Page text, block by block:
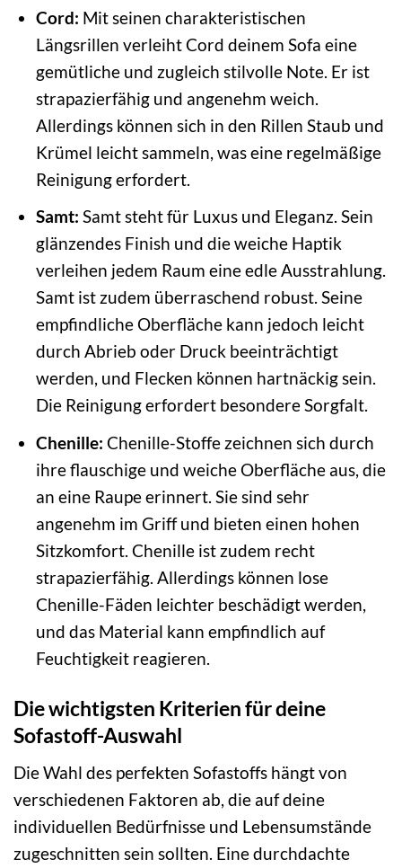
Cord: Mit seinen charakteristischen
Längsrillen verleiht Cord deinem Sofa eine
gemütliche und zugleich stilvolle Note. Er ist
strapazierfähig und angenehm weich.
Allerdings können sich in den Rillen Staub und
Krümel leicht sammeln, was eine regelmäßige
Reinigung erfordert.
Samt: Samt steht für Luxus und Eleganz. Sein
glänzendes Finish und die weiche Haptik
verleihen jedem Raum eine edle Ausstrahlung.
Samt ist zudem überraschend robust. Seine
empfindliche Oberfläche kann jedoch leicht
durch Abrieb oder Druck beeinträchtigt
werden, und Flecken können hartnäckig sein.
Die Reinigung erfordert besondere Sorgfalt.
Chenille: Chenille-Stoffe zeichnen sich durch
ihre flauschige und weiche Oberfläche aus, die
an eine Raupe erinnert. Sie sind sehr
angenehm im Griff und bieten einen hohen
Sitzkomfort. Chenille ist zudem recht
strapazierfähig. Allerdings können lose
Chenille-Fäden leichter beschädigt werden,
und das Material kann empfindlich auf
Feuchtigkeit reagieren.
Die wichtigsten Kriterien für deine
Sofastoff-Auswahl
Die Wahl des perfekten Sofastoffs hängt von
verschiedenen Faktoren ab, die auf deine
individuellen Bedürfnisse und Lebensumstände
zugeschnitten sein sollten. Eine durchdachte